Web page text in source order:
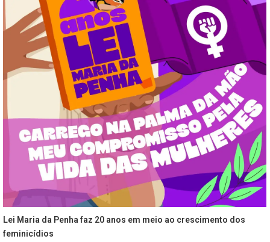
Lei Maria da Penha faz 20 anos em meio ao crescimento dos
feminicídios